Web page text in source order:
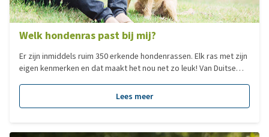
Welk hondenras past bij mij?
Er zijn inmiddels ruim 350 erkende hondenrassen. Elk ras met zijn
eigen kenmerken en dat maakt het nou net zo leuk! Van Duitse
mensen zoeken een hond op basis van het formaat. Dit zegt
echter niks over het karakter van een hond en dus ook niet of
Lees meer